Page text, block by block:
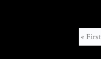
« First